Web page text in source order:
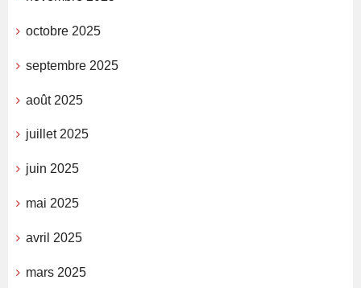
octobre 2025
septembre 2025
août 2025
juillet 2025
juin 2025
mai 2025
avril 2025
mars 2025